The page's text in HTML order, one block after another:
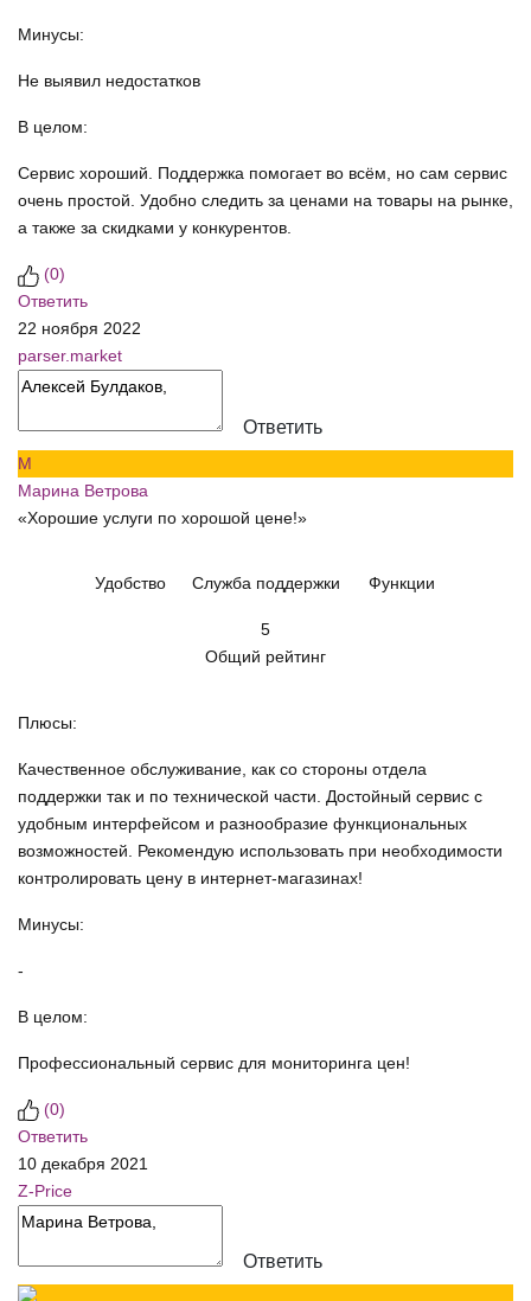
Минусы:
Не выявил недостатков
В целом:
Сервис хороший. Поддержка помогает во всём, но сам сервис
очень простой. Удобно следить за ценами на товары на рынке,
а также за скидками у конкурентов.
(0)
Ответить
22 ноября 2022
parser.market
Ответить
М
Марина Ветрова
«Хорошие услуги по хорошой цене!»
Удобство Служба поддержки Функции
5
Общий рейтинг
Плюсы:
Качественное обслуживание, как со стороны отдела
поддержки так и по технической части. Достойный сервис с
удобным интерфейсом и разнообразие функциональных
возможностей. Рекомендую использовать при необходимости
контролировать цену в интернет-магазинах!
Минусы:
-
В целом:
Профессиональный сервис для мониторинга цен!
(0)
Ответить
10 декабря 2021
Z-Price
Ответить